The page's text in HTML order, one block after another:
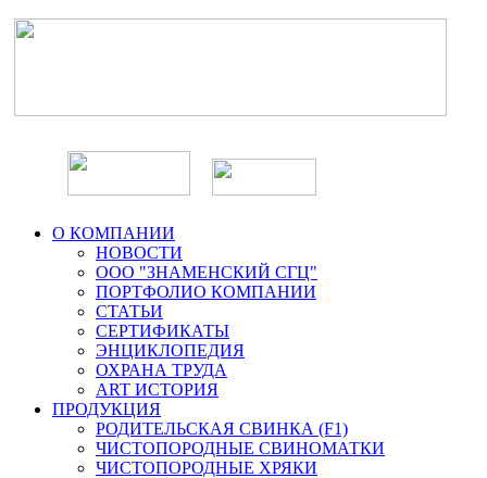
О КОМПАНИИ
НОВОСТИ
ООО "ЗНАМЕНСКИЙ СГЦ"
ПОРТФОЛИО КОМПАНИИ
СТАТЬИ
СЕРТИФИКАТЫ
ЭНЦИКЛОПЕДИЯ
ОХРАНА ТРУДА
ART ИСТОРИЯ
ПРОДУКЦИЯ
РОДИТЕЛЬСКАЯ СВИНКА (F1)
ЧИСТОПОРОДНЫЕ СВИНОМАТКИ
ЧИСТОПОРОДНЫЕ ХРЯКИ